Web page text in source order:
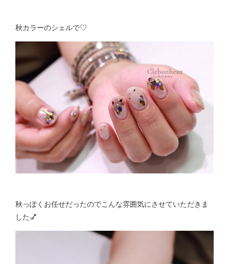
秋カラーのシェルで♡
秋っぽくお任せだったのでこんな雰囲気にさせていただきま
した💅